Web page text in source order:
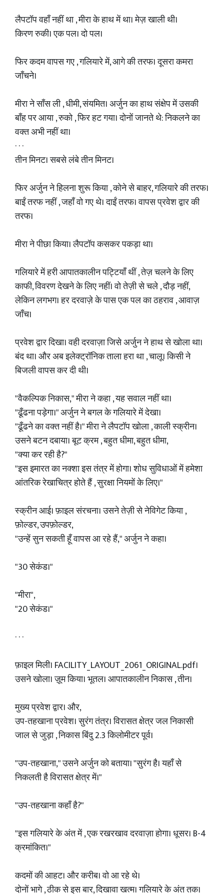
लैपटॉप वहाँ नहीं था , मीरा के हाथ में था। मेज़ खाली थी।
किरण रुकी। एक पल। दो पल।
फिर कदम वापस गए , गलियारे में, आगे की तरफ। दूसरा कमरा
जाँचने।
मीरा ने साँस ली , धीमी, संयमित। अर्जुन का हाथ संक्षेप में उसकी
बाँह पर आया , रुको , फिर हट गया। दोनों जानते थे: निकलने का
वक्त अभी नहीं था।
· · ·
तीन मिनट। सबसे लंबे तीन मिनट।
फिर अर्जुन ने हिलना शुरू किया , कोने से बाहर, गलियारे की तरफ।
बाईं तरफ नहीं , जहाँ वो गए थे। दाईं तरफ। वापस प्रवेश द्वार की
तरफ।
मीरा ने पीछा किया। लैपटॉप कसकर पकड़ा था।
गलियारे में हरी आपातकालीन पट्टियाँ थीं , तेज़ चलने के लिए
काफी, विवरण देखने के लिए नहीं। वो तेज़ी से चले , दौड़ नहीं,
लेकिन लगभग। हर दरवाज़े के पास एक पल का ठहराव , आवाज़
जाँच।
प्रवेश द्वार दिखा। वही दरवाज़ा जिसे अर्जुन ने हाथ से खोला था।
बंद था। और अब इलेक्ट्रॉनिक ताला हरा था , चालू। किसी ने
बिजली वापस कर दी थी।
"वैकल्पिक निकास," मीरा ने कहा , यह सवाल नहीं था।
"ढूँढना पड़ेगा।" अर्जुन ने बगल के गलियारे में देखा।
"ढूँढने का वक्त नहीं है।" मीरा ने लैपटॉप खोला , काली स्क्रीन।
उसने बटन दबाया। बूट क्रम , बहुत धीमा, बहुत धीमा,
"क्या कर रही है?"
"इस इमारत का नक्शा इस तंत्र में होगा। शोध सुविधाओं में हमेशा
आंतरिक रेखाचित्र होते हैं , सुरक्षा नियमों के लिए।"
स्क्रीन आई। फ़ाइल संरचना। उसने तेज़ी से नेविगेट किया ,
फ़ोल्डर, उपफ़ोल्डर,
"उन्हें सुन सकती हूँ वापस आ रहे हैं," अर्जुन ने कहा।
"30 सेकंड।"
"मीरा",
"20 सेकंड।"
· · ·
फ़ाइल मिली। FACILITY_LAYOUT_2061_ORIGINAL.pdf।
उसने खोला। ज़ूम किया। भूतल। आपातकालीन निकास , तीन।
मुख्य प्रवेश द्वार। और,
उप-तहखाना प्रवेश। सुरंग तंत्र। विरासत क्षेत्र जल निकासी
जाल से जुड़ा , निकास बिंदु 2.3 किलोमीटर पूर्व।
"उप-तहखाना," उसने अर्जुन को बताया। "सुरंग है। यहाँ से
निकलती है विरासत क्षेत्र में।"
"उप-तहखाना कहाँ है?"
"इस गलियारे के अंत में , एक रखरखाव दरवाज़ा होगा। धूसर। B-4
क्रमांकित।"
कदमों की आहट। और करीब। वो आ रहे थे।
दोनों भागे , ठीक से इस बार, दिखावा खत्म। गलियारे के अंत तक।